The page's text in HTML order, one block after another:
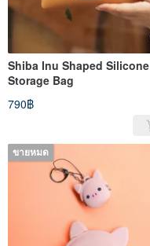
Shiba Inu Shaped Silicone
Storage Bag
790฿
ขายหมด